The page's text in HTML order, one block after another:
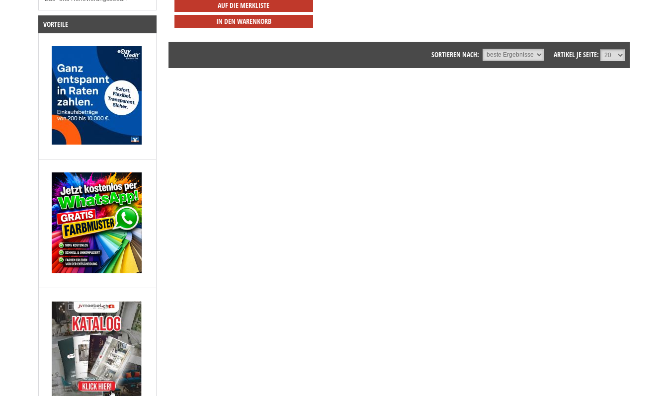
AUF DIE MERKLISTE
IN DEN WARENKORB
ARTIKEL JE SEITE:
SORTIEREN NACH:
VORTEILE